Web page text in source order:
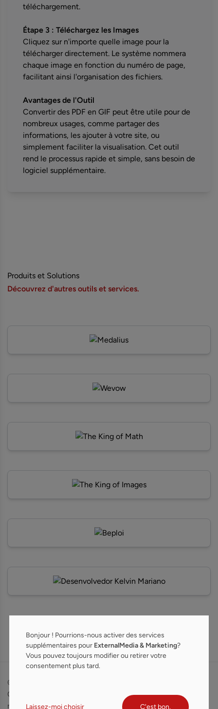
téléchargement.
Étape 3 : Téléchargez les Images
Cliquez sur n'importe quelle image pour la
télécharger directement. Le système nommera
chaque image en fonction du numéro de page,
facilitant ainsi l'organisation des fichiers.
Avantages de l'Outil
Convertir des PDF en GIF peut être utile pour de
nombreux usages, comme partager des
informations, les ajouter à votre site, ou
simplement faciliter la visualisation. Cet outil
rend le processus rapide et simple, sans besoin de
logiciel supplémentaire.
Produits et Solutions
Découvrez d'autres outils et services.
© 2026 The King
Of PDF. Tous droits
réservés.
Politique de confidentialité
Politique de cookies
Bonjour ! Pourrions-nous activer des services
supplémentaires pour ExternalMedia & Marketing?
Vous pouvez toujours modifier ou retirer votre
consentement plus tard.
Laissez-moi choisir C'est bon.